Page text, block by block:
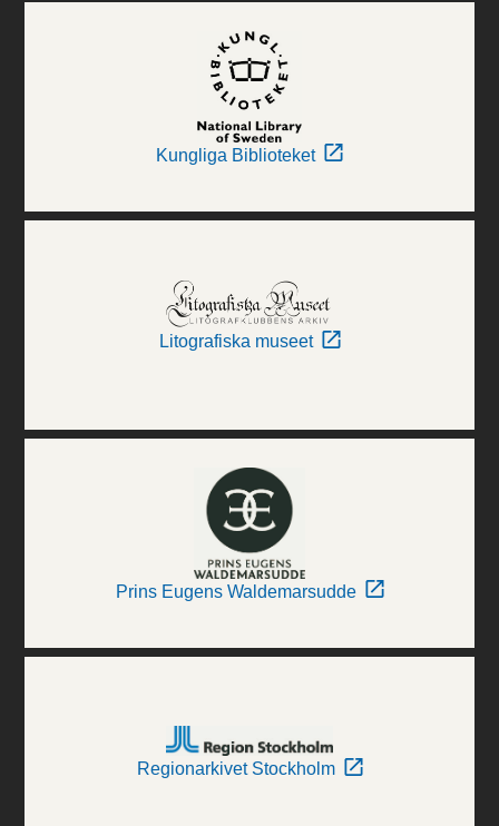
Kungliga Biblioteket
Litografiska museet
Prins Eugens Waldemarsudde
Regionarkivet Stockholm